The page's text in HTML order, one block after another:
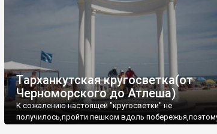
Тарханкутская кругосветка(от
Черноморского до Атлеша)
К сожалению настоящей "кругосветки" не
получилось,пройти пешком вдоль